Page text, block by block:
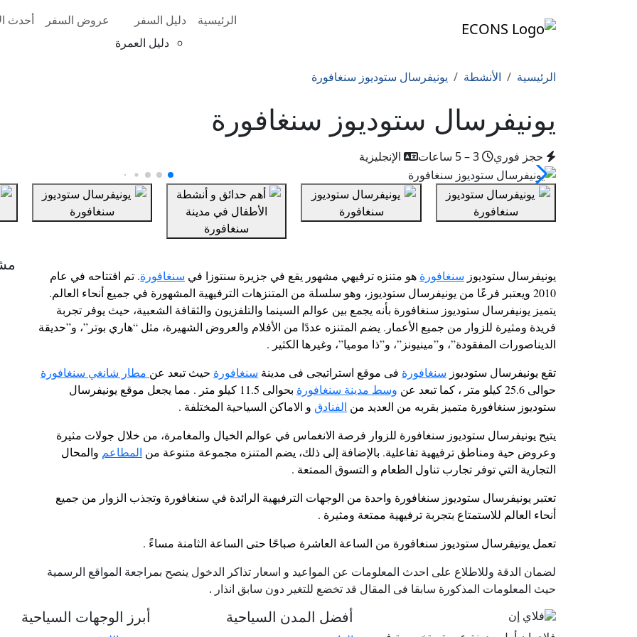
الرئيسية
دليل السفر
دليل العمرة
عروض السفر أحدث
الرئيسية الأنشطة يونيفرسال ستوديوز سنغافورة
يونيفرسال ستوديوز سنغافورة
حجز فوري الإنجليزية
يونيفرسال ستوديوز سنغافورة هو متنزه ترفيهي مشهور يقع في جزيرة سنتوزا في سنغافورة. تم افتتاحه في عام
2010 ويعتبر فرعًا من يونيفرسال ستوديوز، وهو سلسلة من المتنزهات الترفيهية المشهورة في جميع أنحاء العالم.
يتميز يونيفرسال ستوديوز سنغافورة بأنه يجمع بين عوالم السينما والتلفزيون والثقافة الشعبية، حيث يوفر تجربة
فريدة ومثيرة للزوار من جميع الأعمار. يضم المتنزه عددًا من الأفلام والعروض الشهيرة، مثل “هاري بوتر”، و”حديقة
الديناصورات المفقودة”، و”مينيونز”، و”ذا موميا”، وغيرها الكثير .
تقع يونيفرسال ستوديوز سنغافورة فى موقع استراتيجى فى مدينة سنغافورة حيث تبعد عن مطار شانغي سنغافورة
حوالى 25.6 كيلو متر ، كما تبعد عن
وسط مدينة سنغافورة
بحوالى 11.5 كيلو متر . مما يجعل موقع يونيفرسال
ستوديوز سنغافورة متميز بقربه من العديد من الفنادق و الاماكن السياحية المختلفة .
يتيح يونيفرسال ستوديوز سنغافورة للزوار فرصة الانغماس في عوالم الخيال والمغامرة، من خلال جولات مثيرة
وعروض حية ومناطق ترفيهية تفاعلية. بالإضافة إلى ذلك، يضم المتنزه مجموعة متنوعة من المطاعم والمحال
التجارية التي توفر تجارب تناول الطعام و التسوق الممتعة .
تعتبر يونيفرسال ستوديوز سنغافورة واحدة من الوجهات الترفيهية الرائدة في سنغافورة وتجذب الزوار من جميع
أنحاء العالم للاستمتاع بتجربة ترفيهية ممتعة ومثيرة .
تعمل يونيفرسال ستوديوز سنغافورة من الساعة العاشرة صباحًا حتى الساعة الثامنة مساءً .
لضمان الدقة وللاطلاع على احدث المعلومات عن المواعيد و اسعار تذاكر الدخول ينصح بمراجعة المواقع الرسمية
حيث المعلومات المذكورة سابقا فى المقال قد تخضع للتغير دون سابق انذار .
أفضل المدن السياحية أبرز الوجهات السياحية